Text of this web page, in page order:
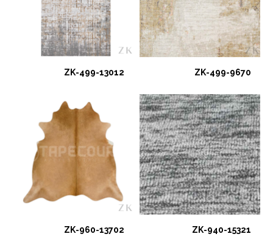
ZK-499-13012 ZK-499-9670
ZK-960-13702 ZK-940-15321